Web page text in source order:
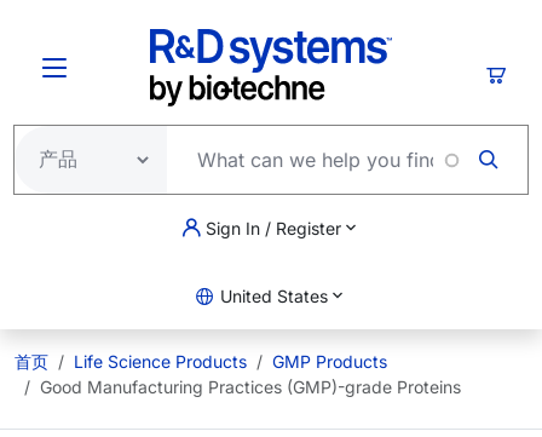
Sign In / Register
United States
首页 Life Science Products
GMP Products
Good Manufacturing Practices (GMP)-grade Proteins